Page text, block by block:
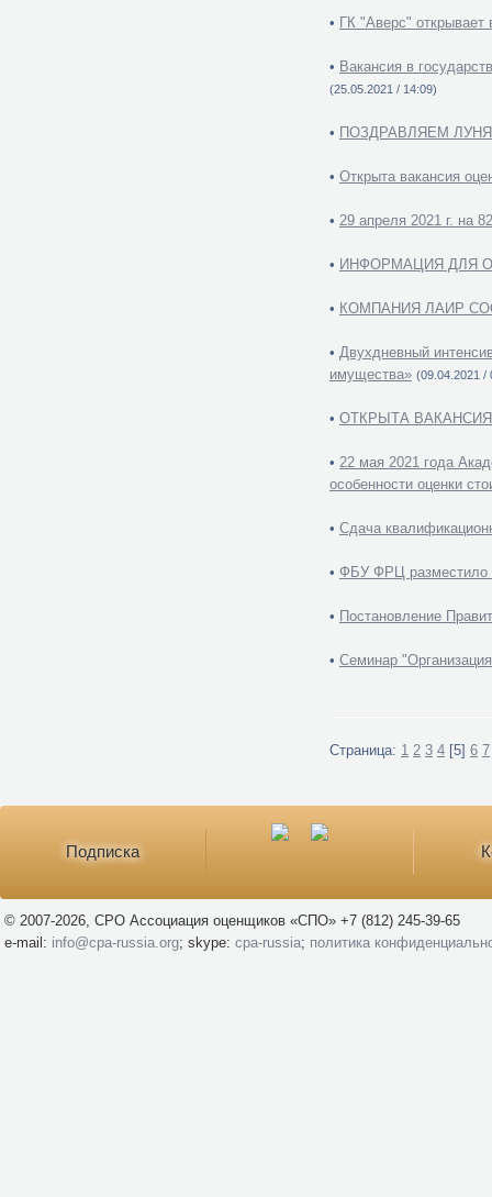
• ГК "Аверс" открывает
• Вакансия в
(25.05.2021 / 14:09)
• ПОЗДРАВЛЯЕМ
• Открыта вакансия
• 29 апреля 2021 г. на
• ИНФОРМАЦИЯ ДЛЯ
• КОМПАНИЯ ЛАИР
• Двухдневный
имущества» (09.04.2021 /
• ОТКРЫТА ВАКАНСИЯ
• 22 мая 2021 года
особенности оценки
• Сдача
• ФБУ ФРЦ разместило
• Постановление
• Семинар
Страница: 1 2 3 4 [5] 6 7
Подписка
© 2007-2026, СРО Ассоциация оценщиков «СПО» +7 (812) 245-39-65
e-mail: info@cpa-russia.org; skype: cpa-russia; политика